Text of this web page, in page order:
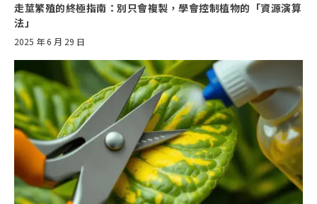
走莖繁殖的終極指南：別只會複製，學會控制植物的「資源演算
法」
2025 年 6 月 29 日